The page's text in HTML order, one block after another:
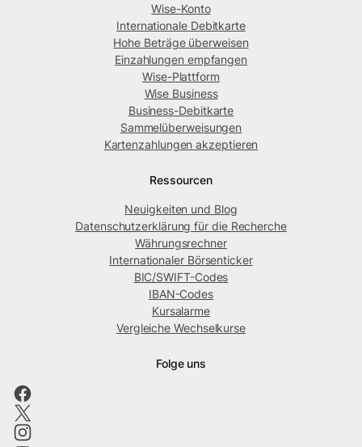
Wise-Konto
Internationale Debitkarte
Hohe Beträge überweisen
Einzahlungen empfangen
Wise-Plattform
Wise Business
Business-Debitkarte
Sammelüberweisungen
Kartenzahlungen akzeptieren
Ressourcen
Neuigkeiten und Blog
Datenschutzerklärung für die Recherche
Währungsrechner
Internationaler Börsenticker
BIC/SWIFT-Codes
IBAN-Codes
Kursalarme
Vergleiche Wechselkurse
Folge uns